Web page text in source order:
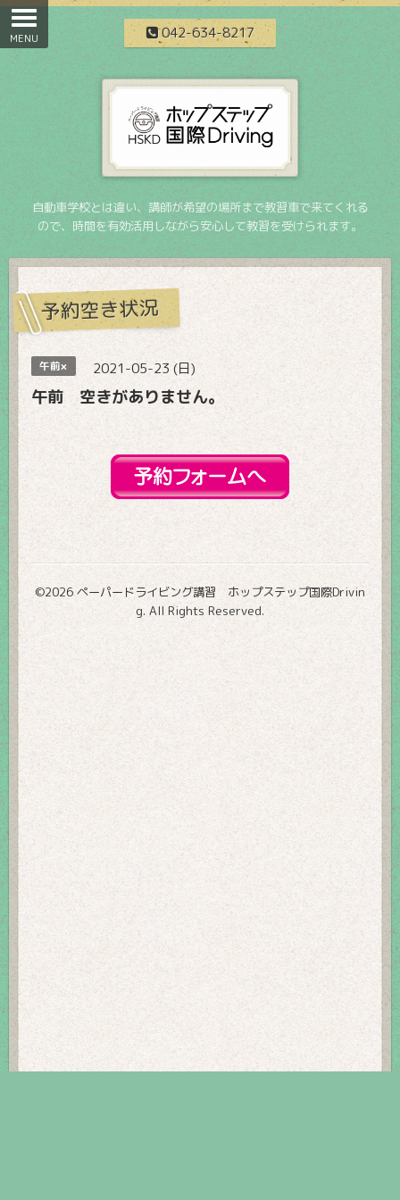
042-634-8217
自動車学校とは違い、講師が希望の場所まで教習車で来てくれる
ので、時間を有効活用しながら安心して教習を受けられます。
予約空き状況
午前× 2021-05-23 (日)
午前 空きがありません。
©2026 ペーパードライビング講習 ホップステップ国際Drivin
g. All Rights Reserved.